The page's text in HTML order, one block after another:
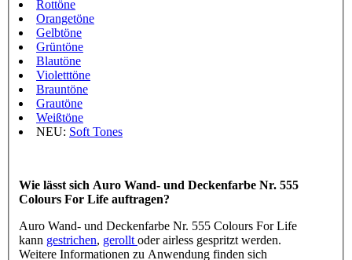
Rottöne
Orangetöne
Gelbtöne
Grüntöne
Blautöne
Violetttöne
Brauntöne
Grautöne
Weißtöne
NEU: Soft Tones
Wie lässt sich Auro Wand- und Deckenfarbe Nr. 555
Colours For Life auftragen?
Auro Wand- und Deckenfarbe Nr. 555 Colours For Life
kann gestrichen, gerollt oder airless gespritzt werden.
Weitere Informationen zu Anwendung finden sich